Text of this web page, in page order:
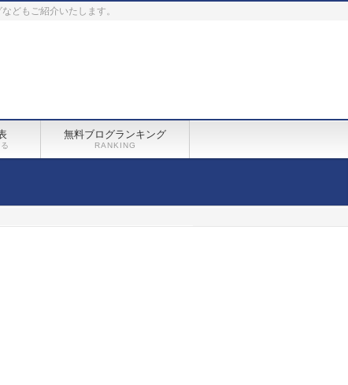
どもご紹介いたします。
無料ブログランキング
RANKING